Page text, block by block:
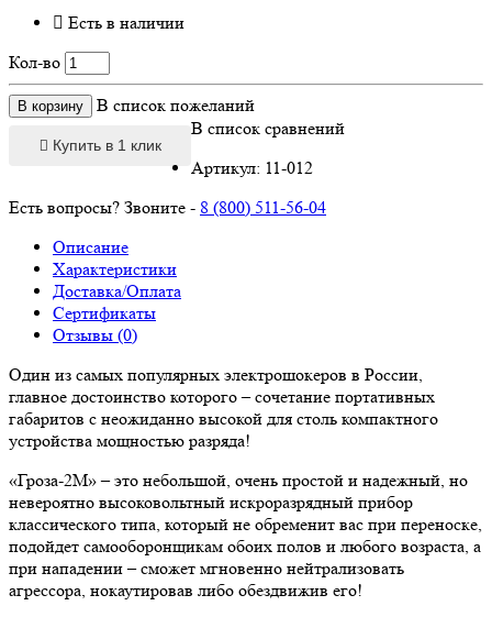
Есть в наличии
Кол-во
В корзину В список пожеланий
Купить в 1 клик
В список сравнений
Артикул: 11-012
Есть вопросы? Звоните - 8 (800) 511-56-04
Описание
Характеристики
Доставка/Оплата
Сертификаты
Отзывы (0)
Один из самых популярных электрошокеров в России,
главное достоинство которого – сочетание портативных
габаритов с неожиданно высокой для столь компактного
устройства мощностью разряда!
«Гроза-2М» – это небольшой, очень простой и надежный, но
невероятно высоковольтный искроразрядный прибор
классического типа, который не обременит вас при переноске,
подойдет самооборонщикам обоих полов и любого возраста, а
при нападении – сможет мгновенно нейтрализовать
агрессора, нокаутировав либо обездвижив его!